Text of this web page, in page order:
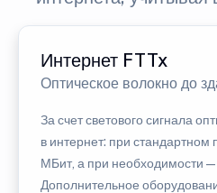
Интернет FTTx
Оптическое волокно до
За счет светового сигнала
в интернет: при
МБит, а при необходимости —
Дополнительное